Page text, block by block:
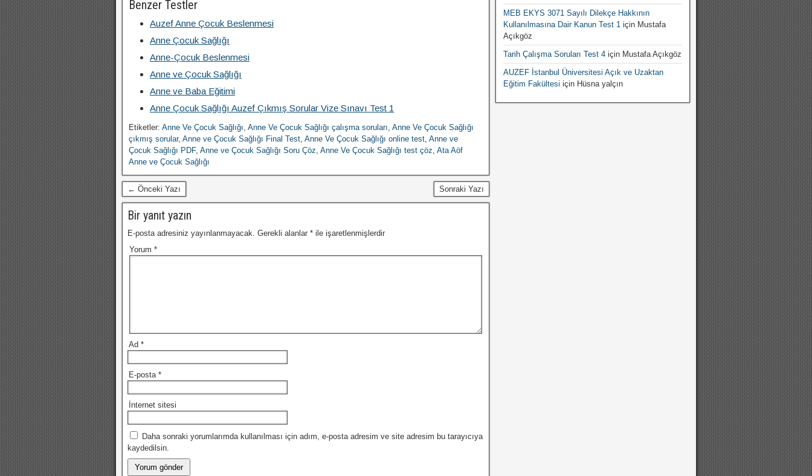
Benzer Testler
Auzef Anne Çocuk Beslenmesi
Anne Çocuk Sağlığı
Anne-Çocuk Beslenmesi
Anne ve Çocuk Sağlığı
Anne ve Baba Eğitimi
Anne Çocuk Sağlığı Auzef Çıkmış Sorular Vize Sınavı Test 1
Etiketler: Anne Ve Çocuk Sağlığı, Anne Ve Çocuk Sağlığı çalışma soruları, Anne Ve Çocuk Sağlığı
çıkmış sorular, Anne ve Çocuk Sağlığı Final Test, Anne Ve Çocuk Sağlığı online test, Anne ve
Çocuk Sağlığı PDF, Anne ve Çocuk Sağlığı Soru Çöz, Anne Ve Çocuk Sağlığı test çöz, Ata Aöf
Anne ve Çocuk Sağlığı
← Önceki Yazı Sonraki Yazı
Bir yanıt yazın
E-posta adresiniz yayınlanmayacak. Gerekli alanlar * ile işaretlenmişlerdir
Yorum *
Ad *
E-posta *
İnternet sitesi
Daha sonraki yorumlarımda kullanılması için adım, e-posta adresim ve site adresim bu tarayıcıya
kaydedilsin.
MEB EKYS 3071 Sayılı Dilekçe Hakkının
Kullanılmasına Dair Kanun Test 1için Mustafa
Açıkgöz
Tarih Çalışma Soruları Test 4için Mustafa Açıkgöz
AUZEF İstanbul Üniversitesi Açık ve Uzaktan
Eğitim Fakültesi için Hüsna yalçın